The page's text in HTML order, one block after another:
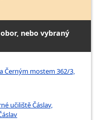
nebo vybraný
Černým mostem 362/3,
učiliště Čáslav,